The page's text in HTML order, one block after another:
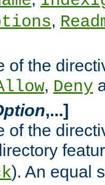
,
of the
, Deny
,...]
of the
). An equal